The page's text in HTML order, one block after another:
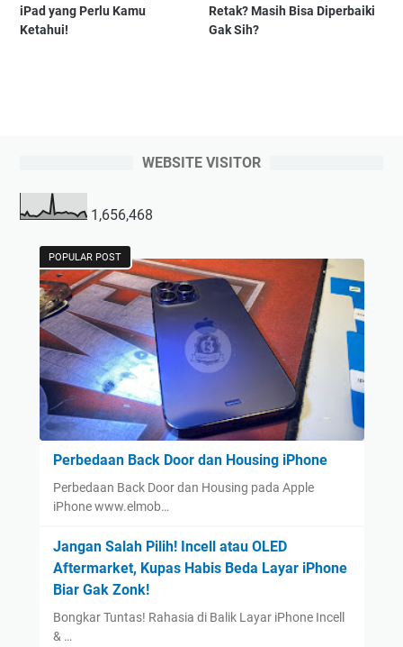
iPad yang Perlu Kamu
Ketahui!
Retak? Masih Bisa Diperbaiki
Gak Sih?
WEBSITE VISITOR
1,656,468
POPULAR POST
Perbedaan Back Door dan Housing iPhone
Perbedaan Back Door dan Housing pada Apple
iPhone www.elmob…
Jangan Salah Pilih! Incell atau OLED
Aftermarket, Kupas Habis Beda Layar iPhone
Biar Gak Zonk!
Bongkar Tuntas! Rahasia di Balik Layar iPhone Incell
& …